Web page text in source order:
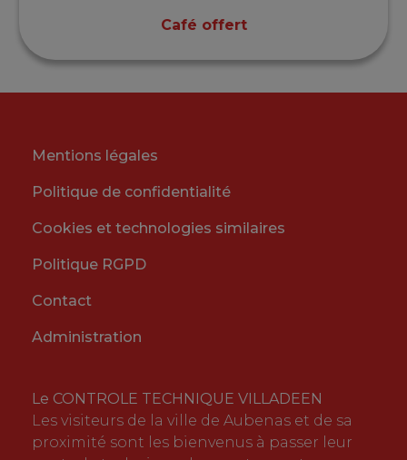
Café offert
Mentions légales
Politique de confidentialité
Cookies et technologies similaires
Politique RGPD
Contact
Administration
Le CONTROLE TECHNIQUE VILLADEEN
Les visiteurs de la ville de Aubenas et de sa
proximité sont les bienvenus à passer leur